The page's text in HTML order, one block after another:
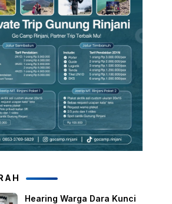
Hearing Warga Dara Kunci